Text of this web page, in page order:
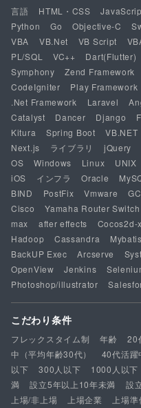
言語 HTML・CSS
Python
Go Objective-C
VBA
VB.Net VB Script
PL/SQL
VC++ Dart(Flutter)
Symphony
Zend Framework
CodeIgniter
Play Framework
.Net Framework
Laravel
Catalyst
Dancer Django
Kitura
Spring Boot VB.NET
Next.js
ライブラリ jQuery
OS
Windows Linux UNIX
iOS
インフラ Oracle
BIND
PostFix Vmware
Cisco
Yamaha Router Switch
max
after effects Cocos2d-x
Hadoop
Cassandra Mybatis
BackUP Exec
Arcserve
OpenView
Jenkins
Photoshop/illustrator
こだわり条件
フレックスタイム制 年齢 20
中（平均年齢30代）
40代活躍
以下
300人以下 1000人以下
満
設立5年以上10年未満 設
上場/非上場
上場企業 上場